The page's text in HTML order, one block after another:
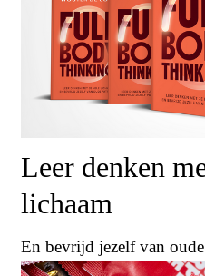
Leer denken
lichaam
En bevrijd jezelf van